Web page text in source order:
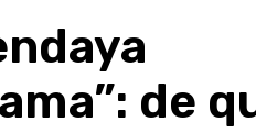
de